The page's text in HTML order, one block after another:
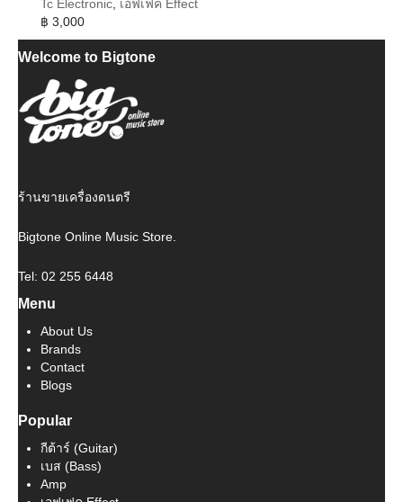
Tc Electronic, เอฟเฟค Effect
฿ 3,000
Welcome to Bigtone
ร้านขายเครื่องดนตรี
Bigtone Online Music Store.
Tel: 02 255 6448
Menu
About Us
Brands
Contact
Blogs
Popular
กีต้าร์ (Guitar)
เบส (Bass)
Amp